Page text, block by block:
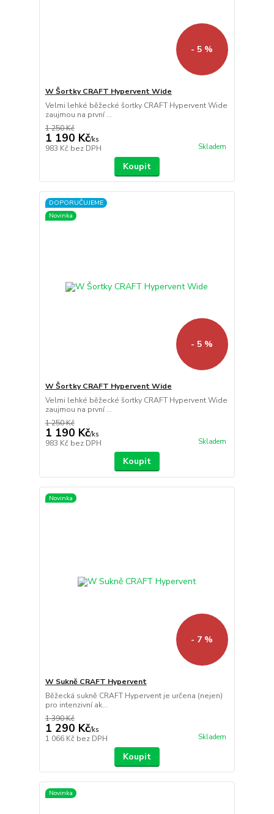
- 5 %
W Šortky CRAFT Hypervent Wide
Velmi lehké běžecké šortky CRAFT Hypervent Wide
zaujmou na první ...
1 250 Kč
1 190 Kč/ks
983 Kč bez DPH Skladem
Koupit
DOPORUČUJEME
Novinka
- 5 %
W Šortky CRAFT Hypervent Wide
Velmi lehké běžecké šortky CRAFT Hypervent Wide
zaujmou na první ...
1 250 Kč
1 190 Kč/ks
983 Kč bez DPH Skladem
Koupit
Novinka
- 7 %
W Sukně CRAFT Hypervent
Běžecká sukně CRAFT Hypervent je určena (nejen)
pro intenzivní ak...
1 390 Kč
1 290 Kč/ks
1 066 Kč bez DPH Skladem
Koupit
Novinka